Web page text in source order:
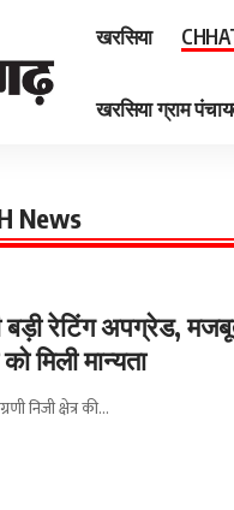
खरसिया
खरसिया ग्राम
News
बड़ी रेटिंग अपग्रेड,
मिली मान्यता
निजी क्षेत्र की…